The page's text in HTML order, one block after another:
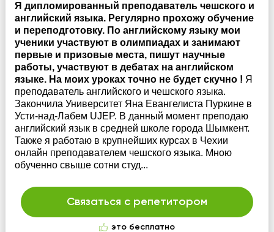
Я дипломированный преподаватель чешского и
английский языка. Регулярно прохожу обучение
и переподготовку. По английскому языку мои
ученики участвуют в олимпиадах и занимают
первые и призовые места, пишут научные
работы, участвуют в дебатах на английском
языке. На моих уроках точно не будет скучно ! Я
преподаватель английского и чешского языка.
Закончила Университет Яна Евангелиста Пуркине в
Усти-над-Лабем UJEP. В данный момент преподаю
английский язык в средней школе города Шымкент.
Также я работаю в крупнейших курсах в Чехии
онлайн преподавателем чешского языка. Мною
обученно свыше сотни студ...
Связаться с репетитором
это бесплатно